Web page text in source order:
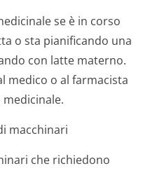
se è in corso
o sta pianificando una
con latte materno.
medico o al farmacista
macchinari
che richiedono